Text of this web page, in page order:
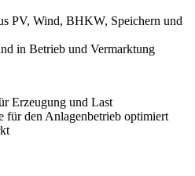
PV, Wind, BHKW, Speichern und
in Betrieb und Vermarktung
Erzeugung und Last
für den Anlagenbetrieb optimiert